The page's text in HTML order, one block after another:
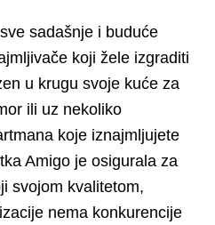
sadašnje i buduće
koji žele izgraditi
u krugu svoje kuće za
ili uz nekoliko
koje iznajmljujete
Amigo je osigurala za
svojom kvalitetom,
nema konkurencije